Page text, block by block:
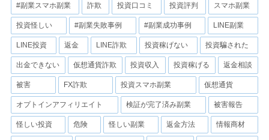
#副業スマホ副業 詐欺 投資口コミ 投資評判 スマホ副業
投資怪しい #副業失敗事例 #副業成功事例 LINE副業
LINE投資 返金 LINE詐欺 投資稼げない 投資騙された
出金できない 仮想通貨詐欺 投資収入 投資稼げる 返金相談
被害 FX詐欺 投資スマホ副業 仮想通貨
オプトインアフィリエイト 検証が完了済み副業 被害報告
怪しい投資 危険 怪しい副業 返金方法 情報商材